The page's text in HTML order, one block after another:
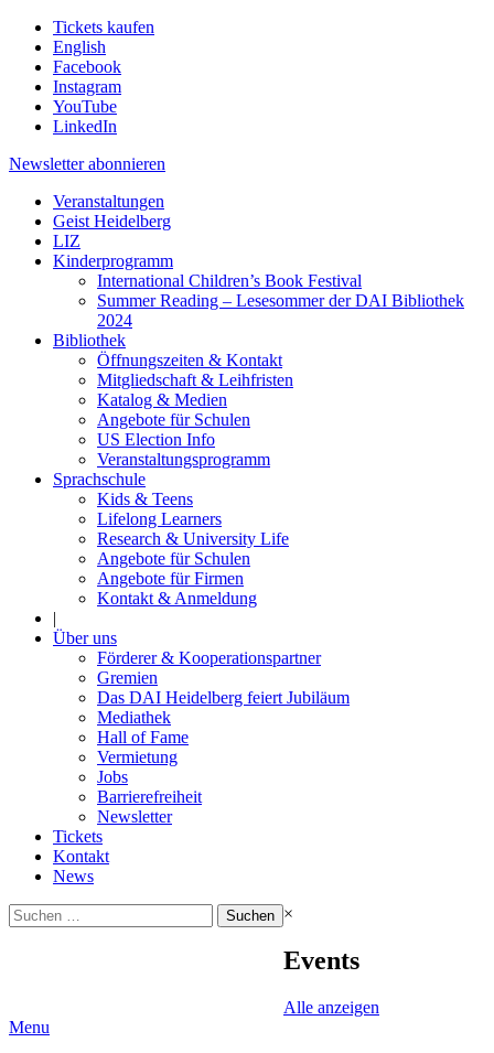
Tickets kaufen
English
Facebook
Instagram
YouTube
LinkedIn
Newsletter abonnieren
Veranstaltungen
Geist Heidelberg
LIZ
Kinderprogramm
International Children’s Book Festival
Summer Reading – Lesesommer der DAI Bibliothek
2024
Bibliothek
Öffnungszeiten & Kontakt
Mitgliedschaft & Leihfristen
Katalog & Medien
Angebote für Schulen
US Election Info
Veranstaltungsprogramm
Sprachschule
Kids & Teens
Lifelong Learners
Research & University Life
Angebote für Schulen
Angebote für Firmen
Kontakt & Anmeldung
|
Über uns
Förderer & Kooperationspartner
Gremien
Das DAI Heidelberg feiert Jubiläum
Mediathek
Hall of Fame
Vermietung
Jobs
Barrierefreiheit
Newsletter
Tickets
Kontakt
News
Suchen
nach:
×
Events
Alle anzeigen
Menu